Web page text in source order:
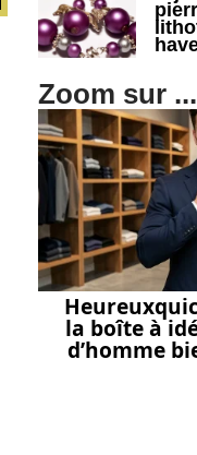
Zoom sur ...
la boîte à
d’homme